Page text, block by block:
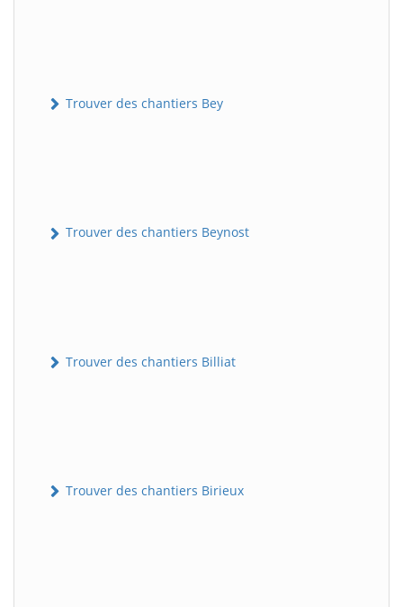
Trouver des chantiers Bey
Trouver des chantiers Beynost
Trouver des chantiers Billiat
Trouver des chantiers Birieux